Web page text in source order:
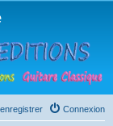
Connexion